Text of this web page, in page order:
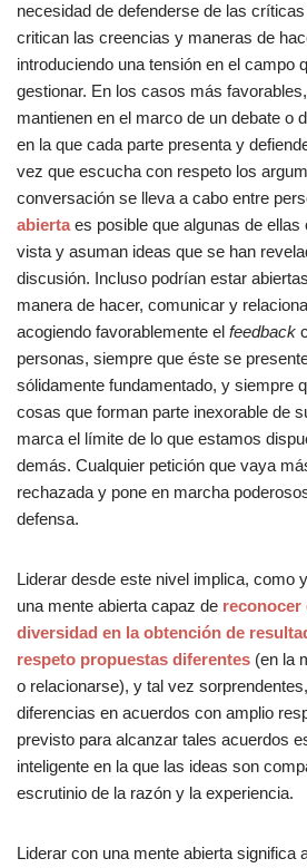
necesidad de defenderse de las
critican las creencias y maneras de
introduciendo una tensión en el campo
gestionar. En los casos más
mantienen en el marco de un debate o
en la que cada parte presenta y
vez que escucha con respeto los
conversación se lleva a cabo entre
abierta es posible que algunas de
vista y asuman ideas que se han
discusión. Incluso podrían estar
manera de hacer, comunicar y
acogiendo favorablemente el feedback
personas, siempre que éste se
sólidamente fundamentado, y siempre
cosas que forman parte inexorable de
marca el límite de lo que estamos
demás. Cualquier petición que vaya
rechazada y pone en marcha
defensa.
Liderar desde este nivel implica, como
una mente abierta capaz de reconocer
diversidad en la obtención de
respeto propuestas diferentes (en la
o relacionarse), y tal vez
diferencias en acuerdos con amplio
previsto para alcanzar tales acuerdos
inteligente en la que las ideas son
escrutinio de la razón y la experiencia.
Liderar con una mente abierta significa